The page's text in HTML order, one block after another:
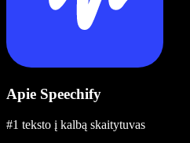
Apie Speechify
#1 teksto į kalbą skaitytuvas